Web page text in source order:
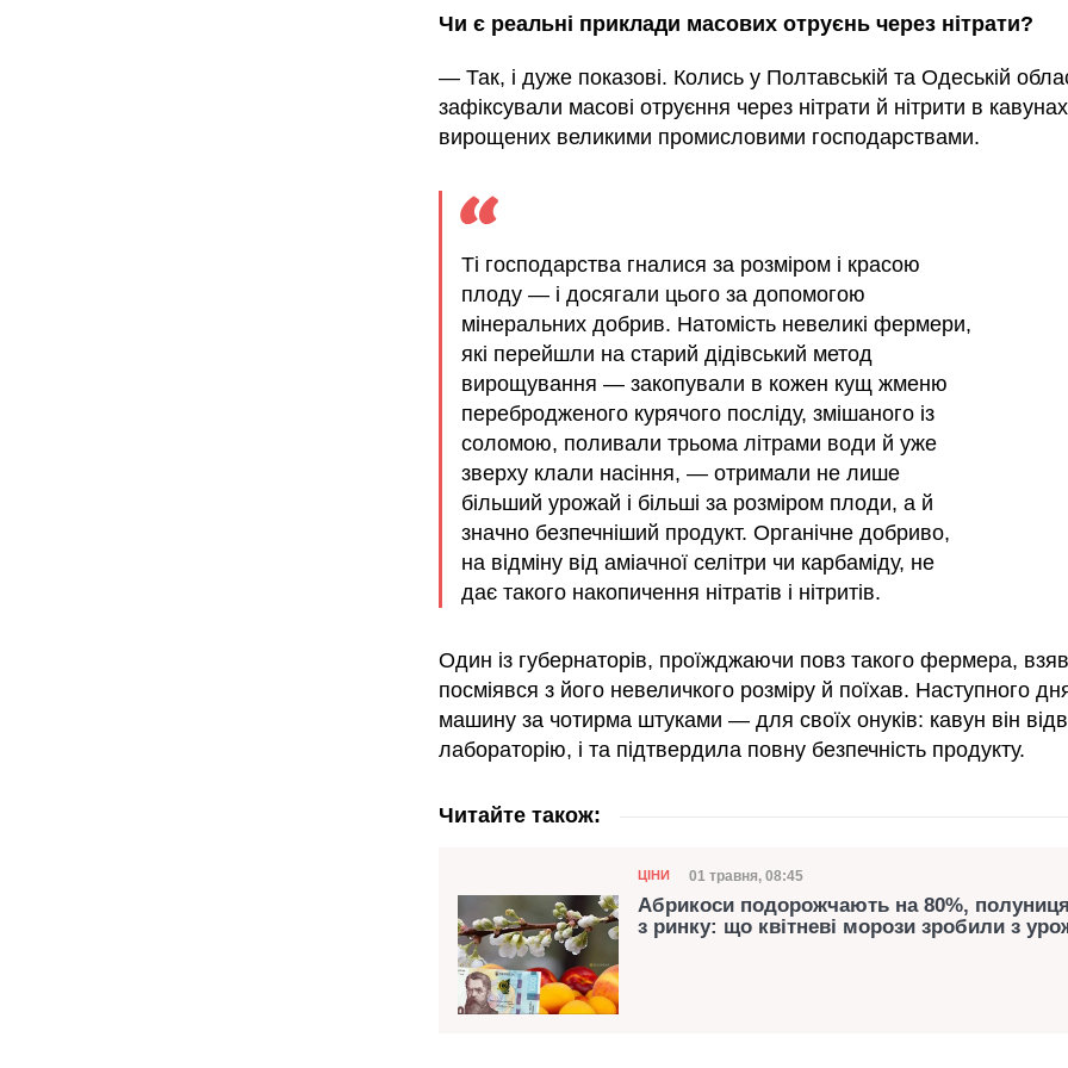
Чи є реальні приклади масових отруєнь через нітрати?
— Так, і дуже показові. Колись у Полтавській та Одеській
зафіксували масові отруєння через нітрати й нітрити в
вирощених великими промисловими господарствами.
Ті господарства гналися за розміром і красою
плоду — і досягали цього за допомогою
мінеральних добрив. Натомість невеликі фермери,
які перейшли на старий дідівський метод
вирощування — закопували в кожен кущ жменю
перебродженого курячого посліду, змішаного із
соломою, поливали трьома літрами води й уже
зверху клали насіння, — отримали не лише
більший урожай і більші за розміром плоди, а й
значно безпечніший продукт. Органічне добриво,
на відміну від аміачної селітри чи карбаміду, не
дає такого накопичення нітратів і нітритів.
Один із губернаторів, проїжджаючи повз такого фермера,
посміявся з його невеличкого розміру й поїхав. Наступного
машину за чотирма штуками — для своїх онуків: кавун він
лабораторію, і та підтвердила повну безпечність продукту.
Читайте також:
Категорія
ЦІНИ Дата публікації
01 травня, 08:45
Абрикоси подорожчають на 80%,
з ринку: що квітневі морози зробили з